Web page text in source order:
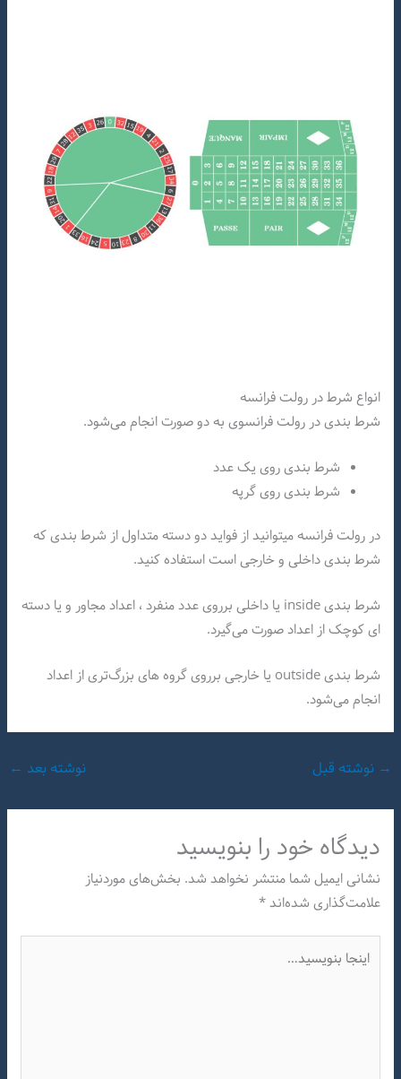
انواع شرط در رولت فرانسه
شرط بندی در رولت فرانسوی به دو صورت انجام می‌شود.
شرط بندی روی یک عدد
شرط بندی روی گرپه
در رولت فرانسه میتوانید از فواید دو دسته متداول از شرط بندی که
شرط بندی داخلی و خارجی است استفاده کنید.
شرط بندی inside یا داخلی برروی عدد منفرد ، اعداد مجاور و یا دسته
ای کوچک از اعداد صورت می‌گیرد.
شرط بندی outside یا خارجی برروی گروه های بزرگ‌تری از اعداد
انجام می‌شود.
→ نوشته قبل نوشته بعد ←
دیدگاه‌ خود را بنویسید
نشانی ایمیل شما منتشر نخواهد شد. بخش‌های موردنیاز
علامت‌گذاری شده‌اند*
بنویسید…